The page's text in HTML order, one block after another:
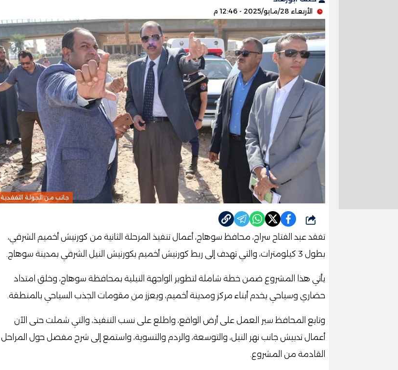
الأربعاء 28/مايو/2025 - 12:46 م
جانب من الجولة التفقدية
شارك
تفقد عبد الفتاح سراج، محافظ سوهاج، أعمال تنفيذ المرحلة الثانية من كورنيش أخميم الشرقي،
بطول 3 كيلومترات، والتي تهدف إلى ربط كورنيش أخميم بكورنيش النيل الشرقي بمدينة سوهاج.
يأتي هذا المشروع ضمن خطة شاملة لتطوير الواجهة النيلية بمحافظة سوهاج، وخلق امتداد
حضاري وسياحي يخدم أبناء مركز ومدينة أخميم، ويعزز من مقومات الجذب السياحي بالمنطقة.
وتابع المحافظ سير العمل على أرض الواقع، واطلع على نسب التنفيذ، والتي شملت حتى الآن
أعمال تدبيش جانب نهر النيل، والتوسعة، والردم والتسوية، واستمع إلى شرح مفصل حول المراحل
القادمة من المشروع.